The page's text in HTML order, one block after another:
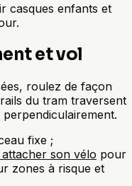
casques enfants et
et vol
roulez de façon
du tram traversent
fixe ;
son vélo pour
zones à risque et